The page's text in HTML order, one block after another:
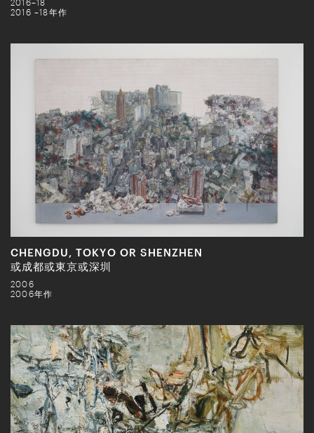
2016–18
2016 –18年作
CHENGDU, TOKYO OR SHENZHEN
或成都或東京或深圳
2006
2006年作